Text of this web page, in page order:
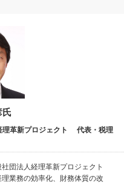
氏
理革新プロジェクト 代表・税理
団法人経理革新プロジェクト
業務の効率化、財務体質の改